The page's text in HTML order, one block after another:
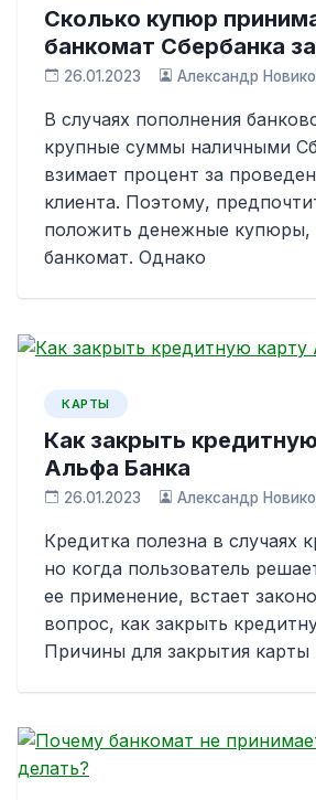
Сколько купюр
банкомат Сбербанка за
26.01.2023 Александр
В случаях пополнения
крупные суммы наличными
взимает процент за
клиента. Поэтому,
положить денежные купюры,
банкомат. Однако
КАРТЫ
Как закрыть
Альфа Банка
26.01.2023 Александр
Кредитка полезна в случаях
но когда пользователь
ее применение, встает
вопрос, как закрыть
Причины для закрытия